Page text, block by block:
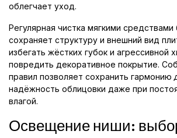
облегчает уход.
Регулярная чистка мягкими средствами
сохраняет структуру и внешний вид
избегать жёстких губок и агрессивной
повредить декоративное покрытие.
правил позволяет сохранить гармонию
надёжность облицовки даже при
влагой.
Освещение ниши: